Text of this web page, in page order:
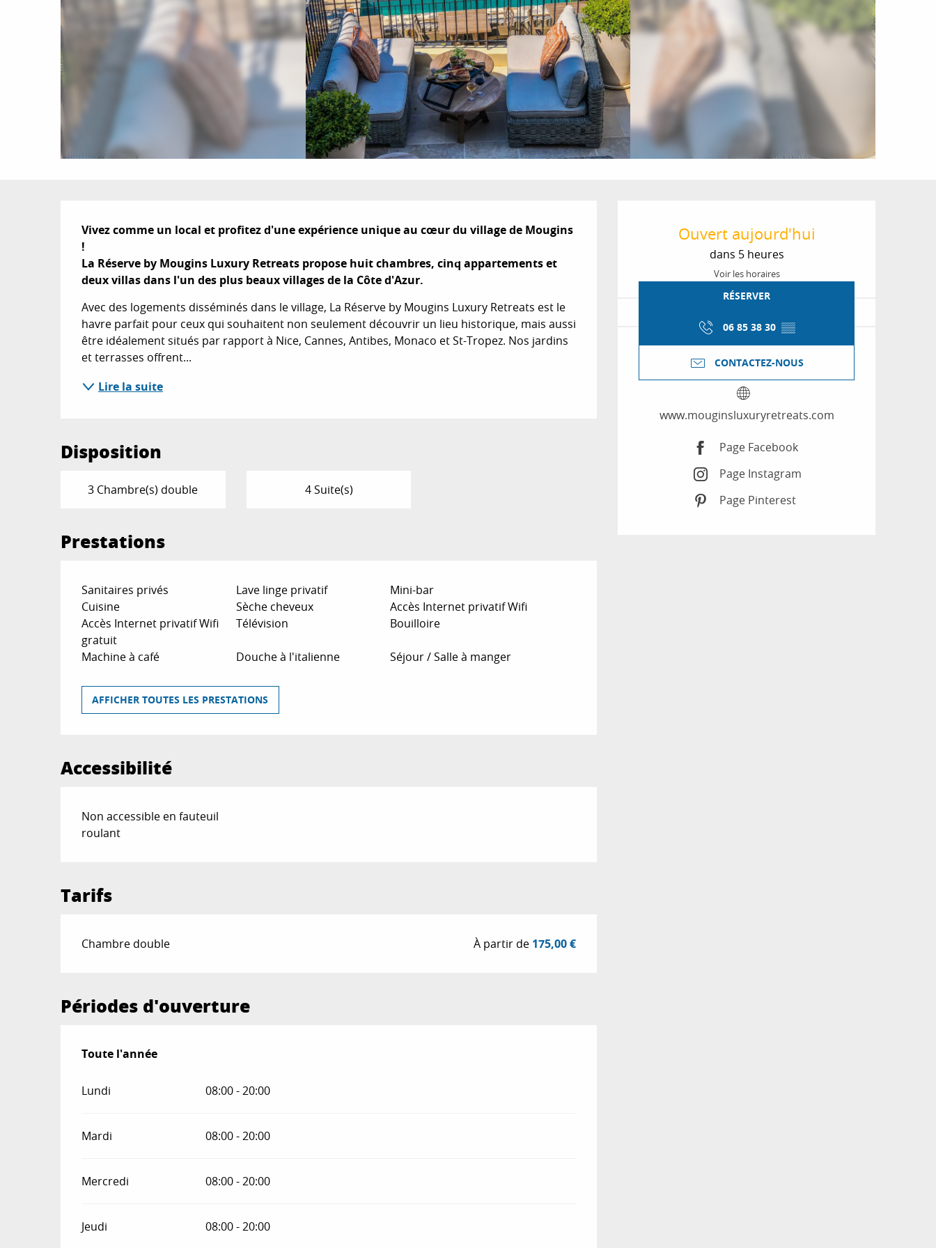
Ouverture et
Ouvert aujourd'hui
dans 5 heures
Voir les horaires
RÉSERVER
06 85 38 30 ▒▒
CONTACTEZ-NOUS
www.mouginsluxuryretreats.com
Page Facebook
Page Instagram
Page Pinterest
Description
Vivez comme un local et profitez d'une expérience unique au cœur du village de Mougins
!
La Réserve by Mougins Luxury Retreats propose huit chambres, cinq appartements et
deux villas dans l'un des plus beaux villages de la Côte d'Azur.
Avec des logements disséminés dans le village, La Réserve by Mougins Luxury Retreats est le
havre parfait pour ceux qui souhaitent non seulement découvrir un lieu historique, mais aussi
être idéalement situés par rapport à Nice, Cannes, Antibes, Monaco et St-Tropez. Nos jardins
et terrasses offrent...
Lire la suite
Disposition
3 Chambre(s) double 4 Suite(s)
Prestations
Sanitaires privés Lave linge privatif
Mini-bar
Cuisine
Sèche cheveux
Accès Internet privatif Wifi
Accès Internet privatif Wifi
gratuit
Télévision Bouilloire
Machine à café Douche à l'italienne Séjour / Salle à manger
AFFICHER TOUTES LES PRESTATIONS
Accessibilité
Non accessible en fauteuil
roulant
Tarifs
Tarifs 2026
Chambre double À partir de 175,00 €
Périodes d'ouverture
Toute l'année
Toute l'année
Lundi 08:00 - 20:00
Mardi 08:00 - 20:00
Mercredi 08:00 - 20:00
Jeudi 08:00 - 20:00